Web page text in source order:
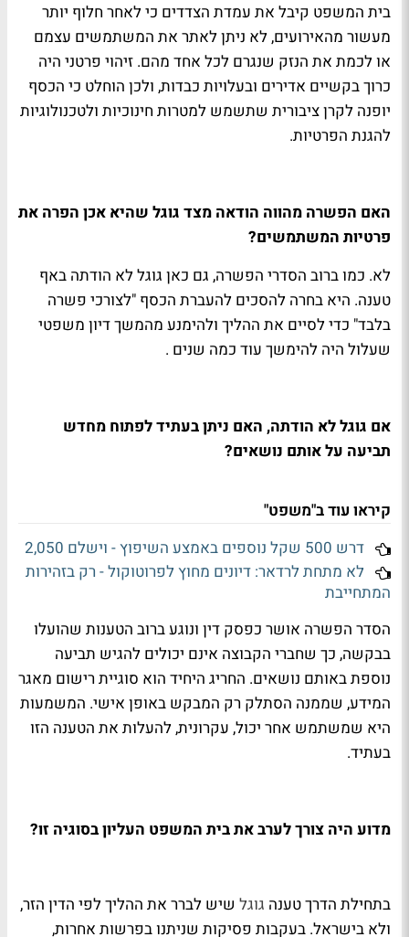
בית המשפט קיבל את עמדת הצדדים כי לאחר חלוף יותר
מעשור מהאירועים, לא ניתן לאתר את המשתמשים עצמם
או לכמת את הנזק שנגרם לכל אחד מהם. זיהוי פרטני היה
כרוך בקשיים אדירים ובעלויות כבדות, ולכן הוחלט כי הכסף
יופנה לקרן ציבורית שתשמש למטרות חינוכיות ולטכנולוגיות
להגנת הפרטיות.
האם הפשרה מהווה הודאה מצד גוגל שהיא אכן הפרה את
פרטיות המשתמשים?
לא. כמו ברוב הסדרי הפשרה, גם כאן גוגל לא הודתה באף
טענה. היא בחרה להסכים להעברת הכסף "לצורכי פשרה
בלבד" כדי לסיים את ההליך ולהימנע מהמשך דיון משפטי
שעלול היה להימשך עוד כמה שנים .
אם גוגל לא הודתה, האם ניתן בעתיד לפתוח מחדש
תביעה על אותם נושאים?
קיראו עוד ב"משפט"
דרש 500 שקל נוספים באמצע השיפוץ - וישלם 2,050
לא מתחת לרדאר: דיונים מחוץ לפרוטוקול - רק בזהירות
המתחייבת
הסדר הפשרה אושר כפסק דין ונוגע ברוב הטענות שהועלו
בבקשה, כך שחברי הקבוצה אינם יכולים להגיש תביעה
נוספת באותם נושאים. החריג היחיד הוא סוגיית רישום מאגר
המידע, שממנה הסתלק רק המבקש באופן אישי. המשמעות
היא שמשתמש אחר יכול, עקרונית, להעלות את הטענה הזו
בעתיד.
מדוע היה צורך לערב את בית המשפט העליון בסוגיה זו?
בתחילת הדרך טענה גוגל שיש לברר את ההליך לפי הדין הזר,
ולא בישראל. בעקבות פסיקות שניתנו בפרשות אחרות,